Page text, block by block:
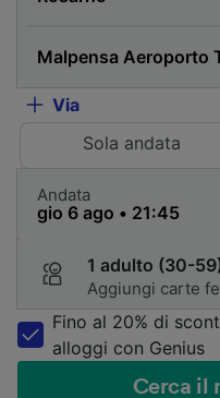
Via
Sola andata
Andata
1 adulto (30-
Aggiungi carte
Fino al 20% di
alloggi con Genius
Cerca il